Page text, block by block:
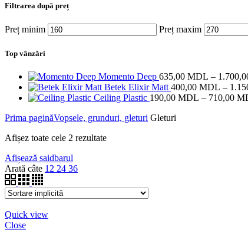
Filtrarea după preț
Preț minim Preț maxim
Top vânzări
Momento Deep 635,00 MDL –
Betek Elixir Matt 400,00 MDL –
Ceiling Plastic 190,00 MDL – 710,00
Prima paginăVopsele, grunduri, gleturi Gleturi
Afișez toate cele 2 rezultate
Afișează saidbarul
Arată câte 12 24 36
Quick view
Close